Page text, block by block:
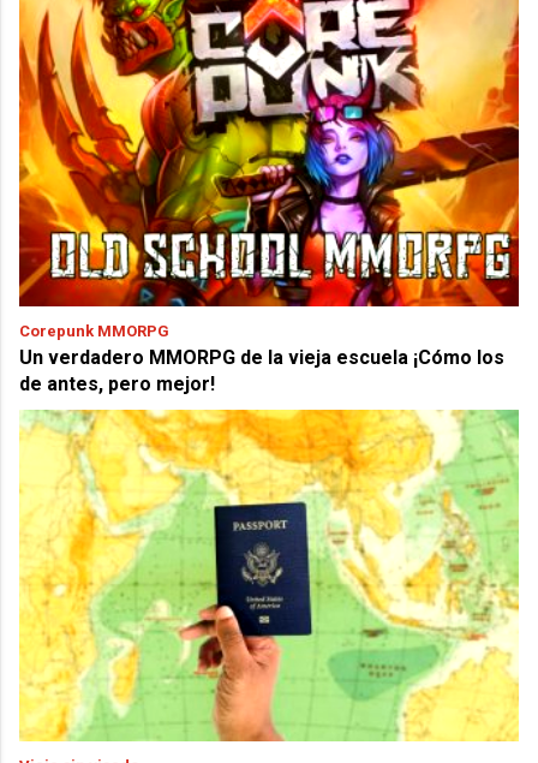
Corepunk MMORPG
Un verdadero MMORPG de la vieja escuela ¡Cómo los
de antes, pero mejor!